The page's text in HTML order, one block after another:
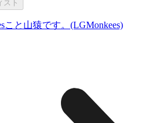
スト
こと山猿です。(LGMonkees)